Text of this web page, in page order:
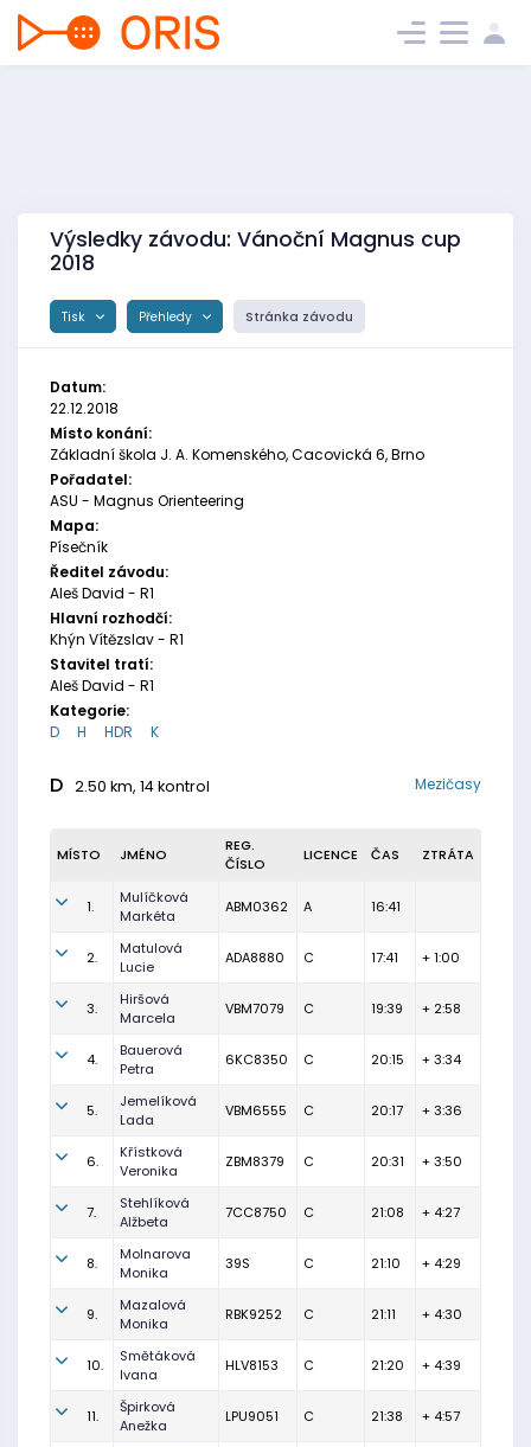
Výsledky závodu: Vánoční Magnus cup
2018
Tisk Přehledy Stránka závodu
Datum:
22.12.2018
Místo konání:
Základní škola J. A. Komenského, Cacovická 6, Brno
Pořadatel:
ASU - Magnus Orienteering
Mapa:
Písečník
Ředitel závodu:
Aleš David - R1
Hlavní rozhodčí:
Khýn Vítězslav - R1
Stavitel tratí:
Aleš David - R1
Kategorie:
D
H HDR K
D 2.50 km, 14 kontrol Mezičasy
MÍSTO JMÉNO
REG.
ČÍSLO
LICENCE ČAS ZTRÁTA
1.
Mulíčková
Markéta
ABM0362 A 16:41
2.
Matulová
Lucie
ADA8880 C 17:41 + 1:00
3.
Hiršová
Marcela
VBM7079 C 19:39 + 2:58
4.
Bauerová
Petra
6KC8350 C 20:15 + 3:34
5.
Jemelíková
Lada
VBM6555 C 20:17 + 3:36
6.
Křístková
Veronika
ZBM8379 C 20:31 + 3:50
7.
Stehlíková
Alžbeta
7CC8750 C 21:08 + 4:27
8.
Molnarova
Monika
39S C 21:10 + 4:29
9.
Mazalová
Monika
RBK9252 C 21:11 + 4:30
10.
Smětáková
Ivana
HLV8153 C 21:20 + 4:39
11.
Špirková
Anežka
LPU9051 C 21:38 + 4:57